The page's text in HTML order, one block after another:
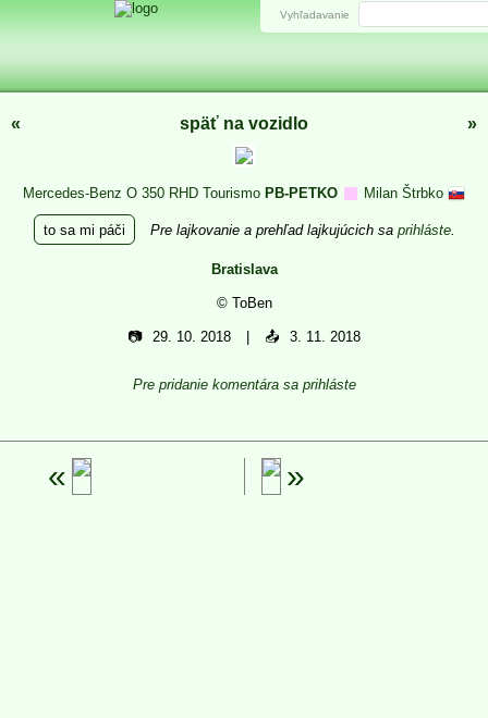
« späť na vozidlo »
Mercedes-Benz O 350 RHD Tourismo PB-PETKO Milan Štrbko
to sa mi páči Pre lajkovanie a prehľad lajkujúcich sa prihláste.
Bratislava
© ToBen
📷 29. 10. 2018 📤 3. 11. 2018
Pre pridanie komentára sa prihláste
Vyhľadavanie